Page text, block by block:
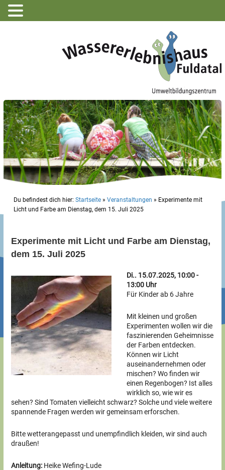
Du befindest dich hier: Startseite » Veranstaltungen » Experimente mit
Licht und Farbe am Dienstag, dem 15. Juli 2025
Experimente mit Licht und Farbe am Dienstag,
dem 15. Juli 2025
Di.. 15.07.2025, 10:00 -
13:00 Uhr
Für Kinder ab 6 Jahre
Mit kleinen und großen
Experimenten wollen wir die
faszinierenden Geheimnisse
der Farben entdecken.
Können wir Licht
auseinandernehmen oder
mischen? Wo finden wir
einen Regenbogen? Ist alles
wirklich so, wie wir es
sehen? Sind Tomaten vielleicht schwarz? Solche und viele weitere
spannende Fragen werden wir gemeinsam erforschen.
Bitte wetterangepasst und unempfindlich kleiden, wir sind auch
draußen!
Anleitung: Heike Wefing-Lude